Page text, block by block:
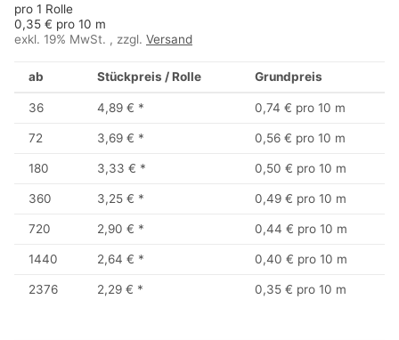
pro 1 Rolle
0,35 € pro 10 m
exkl. 19% MwSt. , zzgl. Versand
ab Stückpreis / Rolle Grundpreis
36 4,89 € * 0,74 € pro 10 m
72 3,69 € * 0,56 € pro 10 m
180 3,33 € * 0,50 € pro 10 m
360 3,25 € * 0,49 € pro 10 m
720 2,90 € * 0,44 € pro 10 m
1440 2,64 € * 0,40 € pro 10 m
2376 2,29 € * 0,35 € pro 10 m